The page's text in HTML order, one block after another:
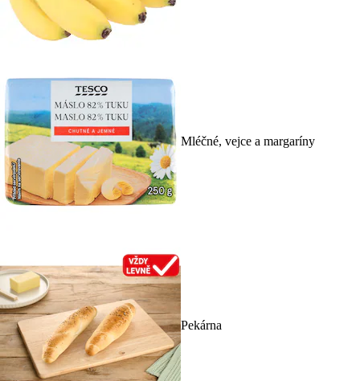
Mléčné, vejce a margaríny
Pekárna